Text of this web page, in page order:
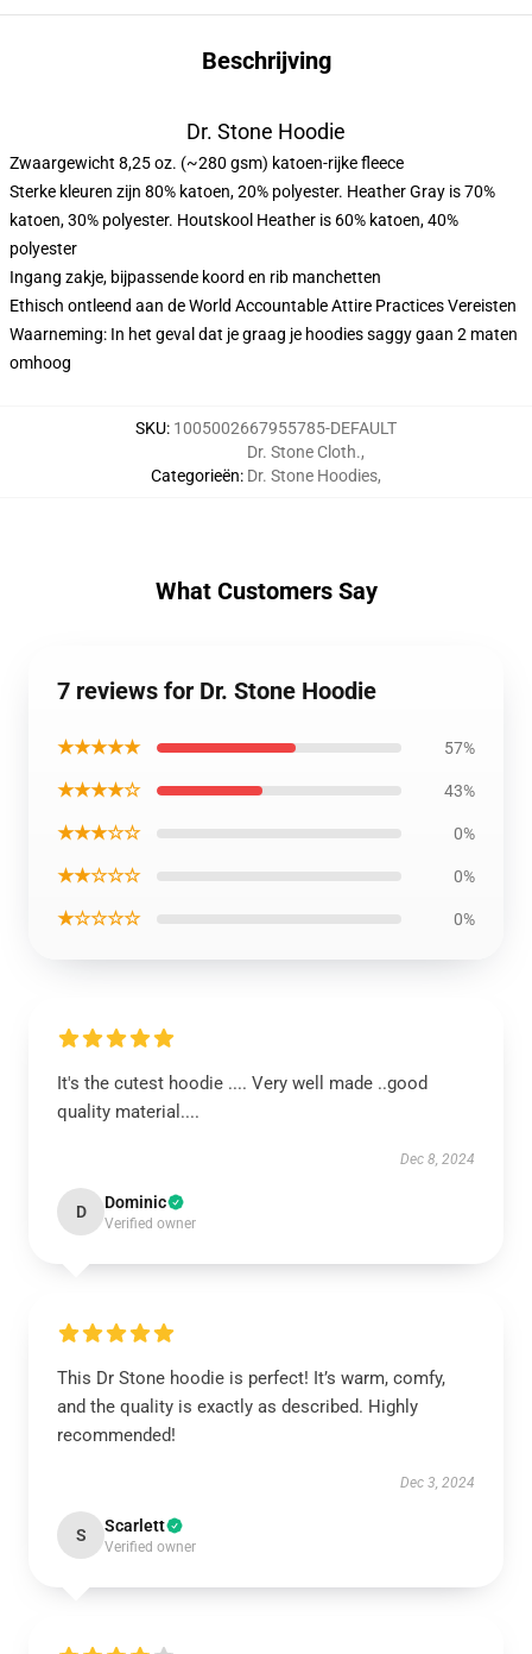
Beschrijving
Dr. Stone Hoodie
Zwaargewicht 8,25 oz. (~280 gsm) katoen-rijke fleece
Sterke kleuren zijn 80% katoen, 20% polyester. Heather Gray is 70%
katoen, 30% polyester. Houtskool Heather is 60% katoen, 40%
polyester
Ingang zakje, bijpassende koord en rib manchetten
Ethisch ontleend aan de World Accountable Attire Practices Vereisten
Waarneming: In het geval dat je graag je hoodies saggy gaan 2 maten
omhoog
SKU: 1005002667955785-DEFAULT
Categorieën:
Dr. Stone Cloth.,
Dr. Stone Hoodies,
What Customers Say
7 reviews for Dr. Stone Hoodie
★★★★★ 57%
★★★★☆ 43%
★★★☆☆ 0%
★★☆☆☆ 0%
★☆☆☆☆ 0%
It's the cutest hoodie .... Very well made ..good
quality material....
Dec 8, 2024
D Dominic
Verified owner
This Dr Stone hoodie is perfect! It’s warm, comfy,
and the quality is exactly as described. Highly
recommended!
Dec 3, 2024
S Scarlett
Verified owner